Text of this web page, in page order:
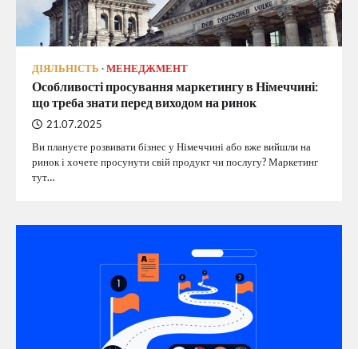
ДІЯЛЬНІСТЬ МЕНЕДЖМЕНТ
Особливості просування маркетингу в Німеччині:
що треба знати перед виходом на ринок
21.07.2025
Ви плануєте розвивати бізнес у Німеччині або вже вийшли на
ринок і хочете просунути свій продукт чи послугу? Маркетинг
тут…